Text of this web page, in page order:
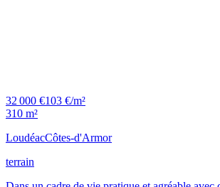
32 000 €103 €/m²
310 m²
LoudéacCôtes-d'Armor
terrain